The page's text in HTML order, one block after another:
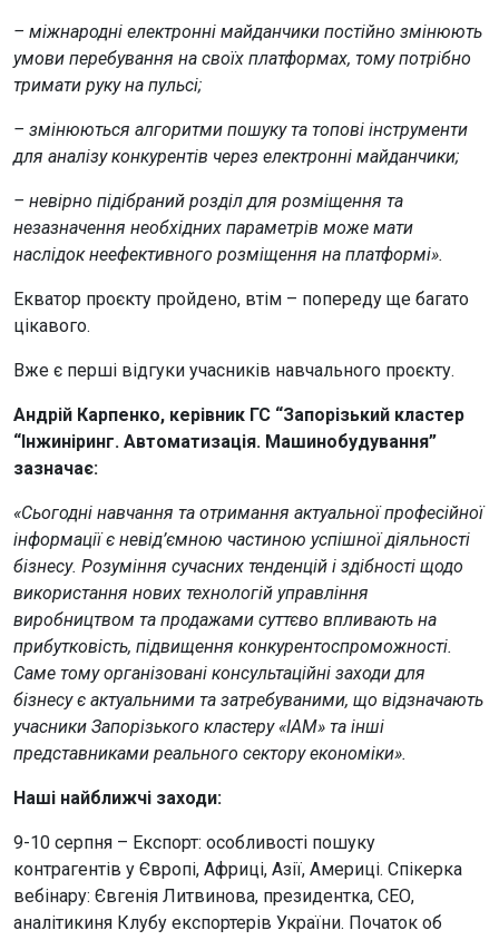
– міжнародні електронні майданчики постійно змінюють
умови перебування на своїх платформах, тому потрібно
тримати руку на пульсі;
– змінюються алгоритми пошуку та топові інструменти
для аналізу конкурентів через електронні майданчики;
– невірно підібраний розділ для розміщення та
незазначення необхідних параметрів може мати
наслідок неефективного розміщення на платформі».
Екватор проєкту пройдено, втім – попереду ще багато
цікавого.
Вже є перші відгуки учасників навчального проєкту.
Андрій Карпенко, керівник ГС “Запорізький кластер
“Інжиніринг. Автоматизація. Машинобудування”
зазначає:
«Сьогодні навчання та отримання актуальної професійної
інформації є невід’ємною частиною успішної діяльності
бізнесу. Розуміння сучасних тенденцій і здібності щодо
використання нових технологій управління
виробництвом та продажами суттєво впливають на
прибутковість, підвищення конкурентоспроможності.
Саме тому організовані консультаційні заходи для
бізнесу є актуальними та затребуваними, що відзначають
учасники Запорізького кластеру «ІАМ» та інші
представниками реального сектору економіки».
Наші найближчі заходи:
9-10 серпня – Експорт: особливості пошуку
контрагентів у Європі, Африці, Азії, Америці. Спікерка
вебінару: Євгенія Литвинова, президентка, СЕО,
аналітикиня Клубу експортерів України. Початок об